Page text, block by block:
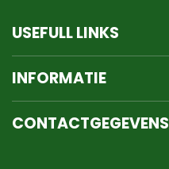
USEFULL LINKS
INFORMATIE
CONTACTGEGEVENS